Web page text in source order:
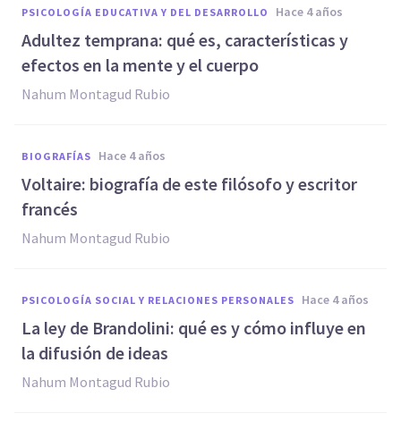
PSICOLOGÍA EDUCATIVA Y DEL DESARROLLO hace 4 años
Adultez temprana: qué es, características y
efectos en la mente y el cuerpo
Nahum Montagud Rubio
BIOGRAFÍAS hace 4 años
Voltaire: biografía de este filósofo y escritor
francés
Nahum Montagud Rubio
PSICOLOGÍA SOCIAL Y RELACIONES PERSONALES hace 4 años
La ley de Brandolini: qué es y cómo influye en
la difusión de ideas
Nahum Montagud Rubio